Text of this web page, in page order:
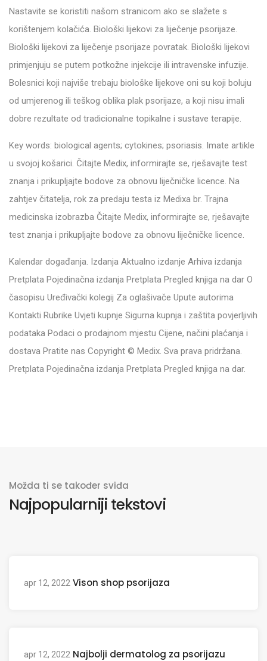
Nastavite se koristiti našom stranicom ako se slažete s
korištenjem kolačića. Biološki lijekovi za liječenje psorijaze.
Biološki lijekovi za liječenje psorijaze povratak. Biološki lijekovi
primjenjuju se putem potkožne injekcije ili intravenske infuzije.
Bolesnici koji najviše trebaju biološke lijekove oni su koji boluju
od umjerenog ili teškog oblika plak psorijaze, a koji nisu imali
dobre rezultate od tradicionalne topikalne i sustave terapije.
Key words: biological agents; cytokines; psoriasis. Imate artikle
u svojoj košarici. Čitajte Medix, informirajte se, rješavajte test
znanja i prikupljajte bodove za obnovu liječničke licence. Na
zahtjev čitatelja, rok za predaju testa iz Medixa br. Trajna
medicinska izobrazba Čitajte Medix, informirajte se, rješavajte
test znanja i prikupljajte bodove za obnovu liječničke licence.
Kalendar događanja. Izdanja Aktualno izdanje Arhiva izdanja
Pretplata Pojedinačna izdanja Pretplata Pregled knjiga na dar O
časopisu Uređivački kolegij Za oglašivače Upute autorima
Kontakti Rubrike Uvjeti kupnje Sigurna kupnja i zaštita povjerljivih
podataka Podaci o prodajnom mjestu Cijene, načini plaćanja i
dostava Pratite nas Copyright © Medix. Sva prava pridržana.
Pretplata Pojedinačna izdanja Pretplata Pregled knjiga na dar.
Možda ti se također sviđa
Najpopularniji tekstovi
apr 12, 2022 Vison shop psorijaza
apr 12, 2022 Najbolji dermatolog za psorijazu